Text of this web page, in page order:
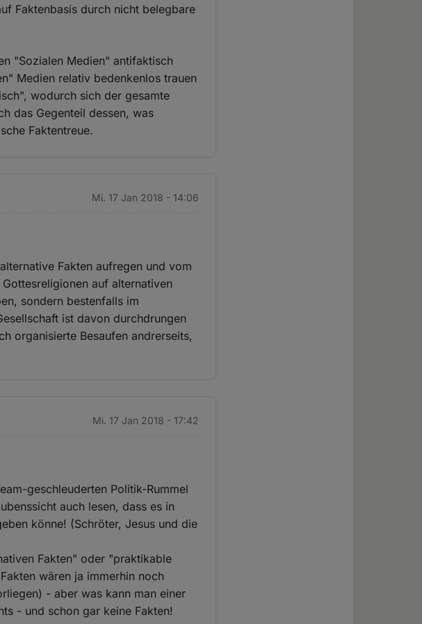
Faktenbasis durch nicht belegbare
"Sozialen Medien" antifaktisch
Medien relativ bedenkenlos trauen
wodurch sich der gesamte
das Gegenteil dessen, was
Faktentreue.
Mi. 17 Jan 2018 - 14:06
Fakten aufregen und vom
auf alternativen
sondern bestenfalls im
ist davon durchdrungen
organisierte Besaufen andrerseits,
Mi. 17 Jan 2018 - 17:42
geschleuderten Politik-Rummel
auch lesen, dass es in
könne! (Schröter, Jesus und die
Fakten" oder "praktikable
wären ja immerhin noch
- aber was kann man einer
- und schon gar keine Fakten!